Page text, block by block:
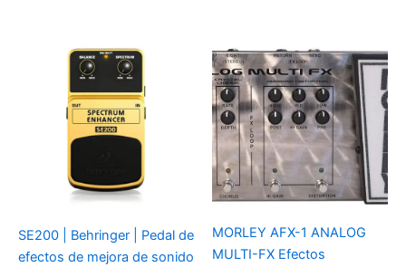
SE200 | Behringer | Pedal de
efectos de mejora de sonido
MORLEY AFX-1 ANALOG
MULTI-FX Efectos